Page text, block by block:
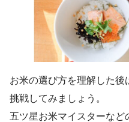
お米の選び方を理解した後
挑戦してみましょう。
五ツ星お米マイスターな